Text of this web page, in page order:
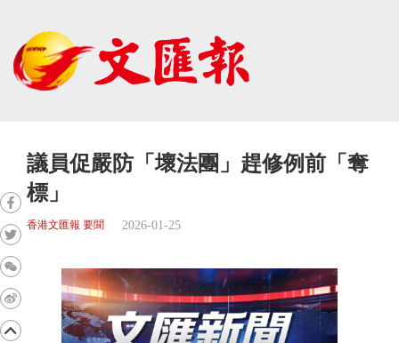
議員促嚴防「壞法團」趕修例前「奪
標」
香港文匯報 要聞 2026-01-25